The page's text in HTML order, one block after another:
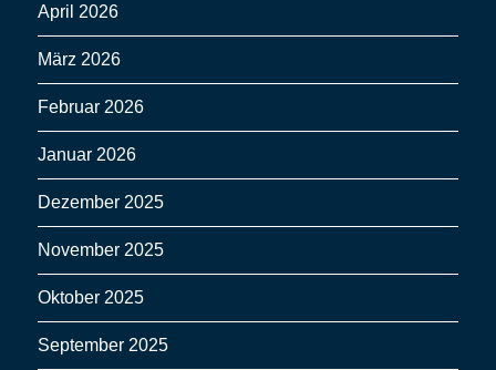
April 2026
März 2026
Februar 2026
Januar 2026
Dezember 2025
November 2025
Oktober 2025
September 2025